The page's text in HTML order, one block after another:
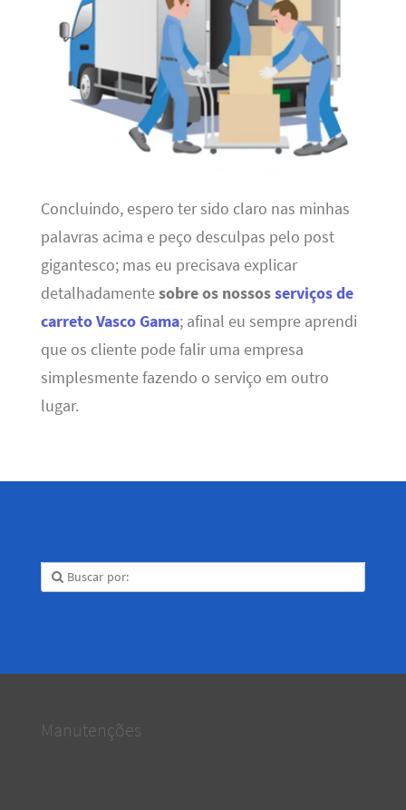
Concluindo, espero ter sido claro nas minhas
palavras acima e peço desculpas pelo post
gigantesco; mas eu precisava explicar
detalhadamentesobre os nossosserviços de
carreto Vasco Gama; afinal eu sempre aprendi
que os cliente pode falir uma empresa
simplesmente fazendo o serviço em outro
lugar.
Manutenções